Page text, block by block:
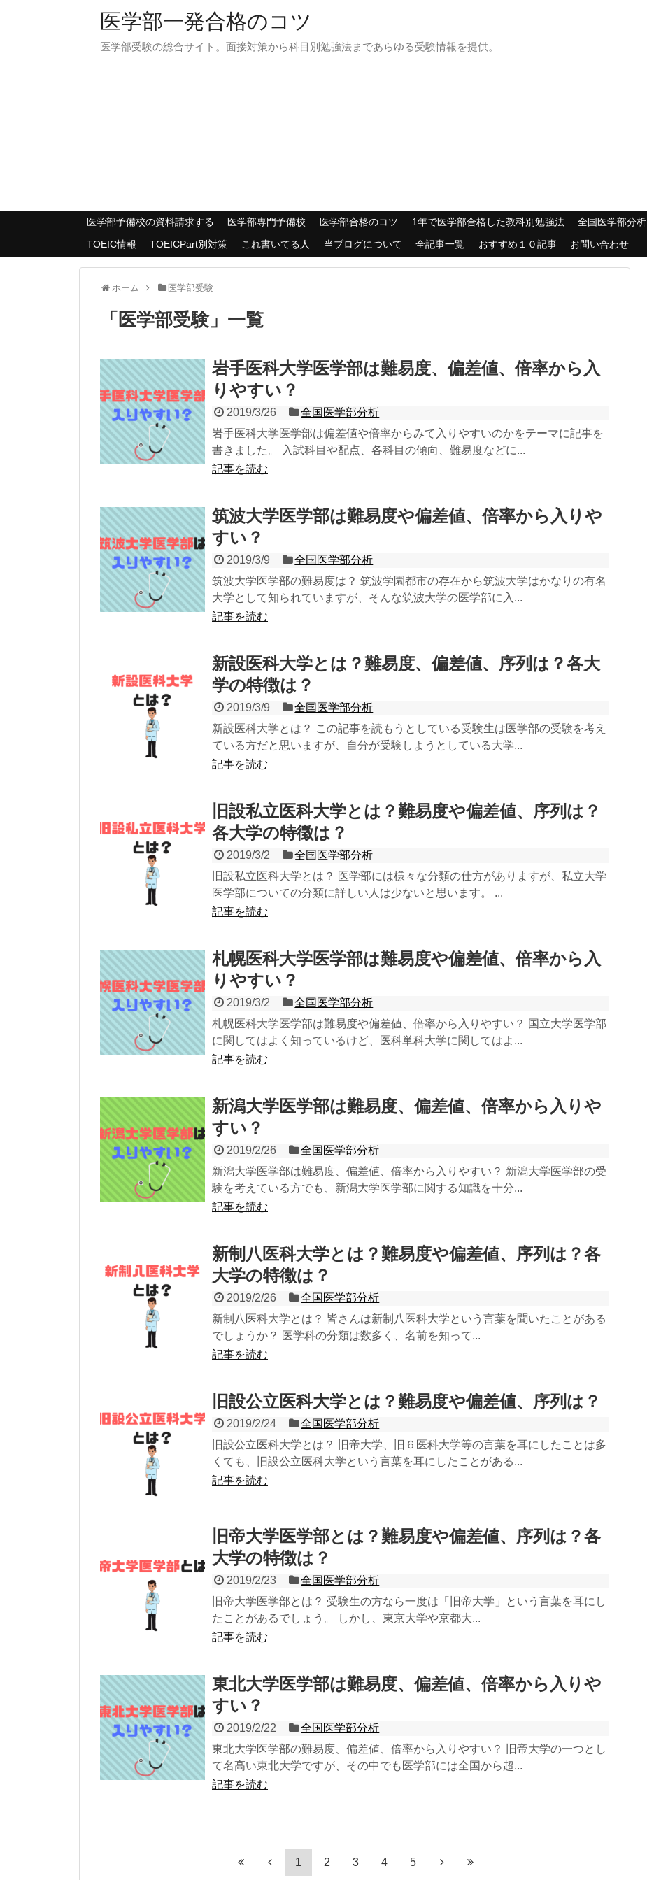
医学部一発合格のコツ
医学部受験の総合サイト。面接対策から科目別勉強法まであらゆる受験情報を提供。
医学部予備校の資料請求する 医学部専門予備校 医学部合格のコツ 1年で医学部合格した教科別勉強法 全国医学部分析
TOEIC情報
TOEICPart別対策 これ書いてる人 当ブログについて 全記事一覧 おすすめ１０記事 お問い合わせ
ホーム 医学部受験
「 医学部受験」 一覧
岩手医科大学医学部は難易度、偏差値、倍率から入
りやすい？
2019/3/26
全国医学部分析
岩手医科大学医学部は偏差値や倍率からみて入りやすいのかをテーマに記事を
書きました。 入試科目や配点、各科目の傾向、難易度などに...
記事を読む
筑波大学医学部は難易度や偏差値、倍率から入りや
すい？
2019/3/9
全国医学部分析
筑波大学医学部の難易度は？ 筑波学園都市の存在から筑波大学はかなりの有名
大学として知られていますが、そんな筑波大学の医学部に入...
記事を読む
新設医科大学とは？難易度、偏差値、序列は？各大
学の特徴は？
2019/3/9
全国医学部分析
新設医科大学とは？ この記事を読もうとしている受験生は医学部の受験を考え
ている方だと思いますが、自分が受験しようとしている大学...
記事を読む
旧設私立医科大学とは？難易度や偏差値、序列は？
各大学の特徴は？
2019/3/2
全国医学部分析
旧設私立医科大学とは？ 医学部には様々な分類の仕方がありますが、私立大学
医学部についての分類に詳しい人は少ないと思います。 ...
記事を読む
札幌医科大学医学部は難易度や偏差値、倍率から入
りやすい？
2019/3/2
全国医学部分析
札幌医科大学医学部は難易度や偏差値、倍率から入りやすい？ 国立大学医学部
に関してはよく知っているけど、医科単科大学に関してはよ...
記事を読む
新潟大学医学部は難易度、偏差値、倍率から入りや
すい？
2019/2/26
全国医学部分析
新潟大学医学部は難易度、偏差値、倍率から入りやすい？ 新潟大学医学部の受
験を考えている方でも、新潟大学医学部に関する知識を十分...
記事を読む
新制八医科大学とは？難易度や偏差値、序列は？各
大学の特徴は？
2019/2/26
全国医学部分析
新制八医科大学とは？ 皆さんは新制八医科大学という言葉を聞いたことがある
でしょうか？ 医学科の分類は数多く、名前を知って...
記事を読む
旧設公立医科大学とは？難易度や偏差値、序列は？
2019/2/24
全国医学部分析
旧設公立医科大学とは？ 旧帝大学、旧６医科大学等の言葉を耳にしたことは多
くても、旧設公立医科大学という言葉を耳にしたことがある...
記事を読む
旧帝大学医学部とは？難易度や偏差値、序列は？各
大学の特徴は？
2019/2/23
全国医学部分析
旧帝大学医学部とは？ 受験生の方なら一度は「旧帝大学」という言葉を耳にし
たことがあるでしょう。 しかし、東京大学や京都大...
記事を読む
東北大学医学部は難易度、偏差値、倍率から入りや
すい？
2019/2/22
全国医学部分析
東北大学医学部の難易度、偏差値、倍率から入りやすい？ 旧帝大学の一つとし
て名高い東北大学ですが、その中でも医学部には全国から超...
記事を読む
1 2 3 4 5